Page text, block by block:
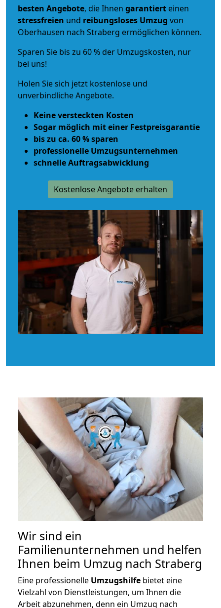
besten Angebote, die Ihnen garantiert einen
stressfreien und reibungsloses Umzug von
Oberhausen nach Straberg ermöglichen können.
Sparen Sie bis zu 60 % der Umzugskosten, nur
bei uns!
Holen Sie sich jetzt kostenlose und
unverbindliche Angebote.
Keine versteckten Kosten
Sogar möglich mit einer Festpreisgarantie
bis zu ca. 60 % sparen
professionelle Umzugsunternehmen
schnelle Auftragsabwicklung
Kostenlose Angebote erhalten
Wir sind ein
Familienunternehmen und helfen
Ihnen beim Umzug nach Straberg
Eine professionelle Umzugshilfe bietet eine
Vielzahl von Dienstleistungen, um Ihnen die
Arbeit abzunehmen, denn ein Umzug nach